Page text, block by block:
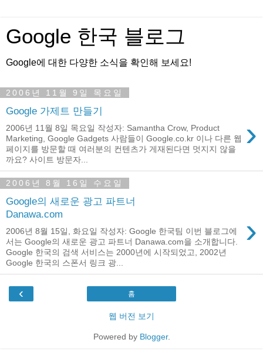
Google 한국 블로그
Google에 대한 다양한 소식을 확인해 보세요!
2006년 11월 9일 목요일
Google 가제트 만들기
›
2006년 11월 8일 목요일 작성자: Samantha Crow, Product
Marketing, Google Gadgets 사람들이 Google.co.kr 이나 다른 웹
페이지를 방문할 때 여러분의 컨텐츠가 게재된다면 멋지지 않을
까요? 사이트 방문자...
2006년 8월 16일 수요일
Google의 새로운 광고 파트너
Danawa.com
›
2006년 8월 15일, 화요일 작성자: Google 한국팀 이번 블로그에
서는 Google의 새로운 광고 파트너 Danawa.com을 소개합니다.
Google 한국의 검색 서비스는 2000년에 시작되었고, 2002년
Google 한국의 스폰서 링크 광...
‹ 홈
웹 버전 보기
Powered by Blogger.